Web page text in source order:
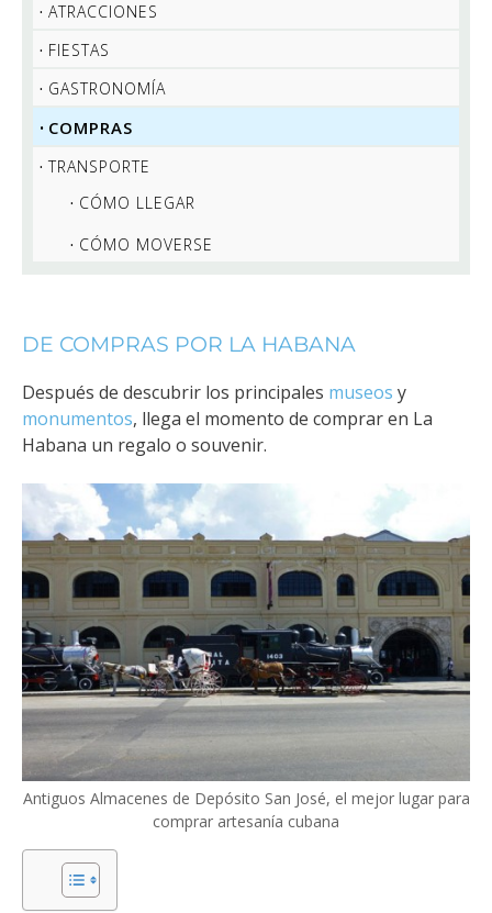
ATRACCIONES
FIESTAS
GASTRONOMÍA
COMPRAS
TRANSPORTE
CÓMO LLEGAR
CÓMO MOVERSE
DE COMPRAS POR LA HABANA
Después de descubrir los principales museos y
monumentos, llega el momento de comprar en La
Habana un regalo o souvenir.
Antiguos Almacenes de Depósito San José, el mejor lugar para
comprar artesanía cubana